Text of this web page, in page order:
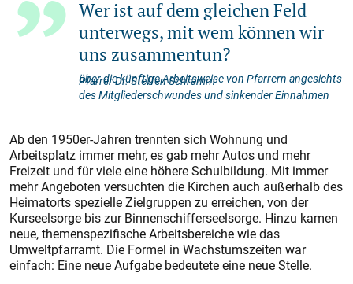
Wer ist auf dem gleichen Feld
unterwegs, mit wem können wir
uns zusammentun?
Pfarrer Dr. Steffen Schramm
über die künftige Arbeitsweise von Pfarrern angesichts
des Mitgliederschwundes und sinkender Einnahmen
Ab den 1950er-Jahren trennten sich Wohnung und
Arbeitsplatz immer mehr, es gab mehr Autos und mehr
Freizeit und für viele eine höhere Schulbildung. Mit immer
mehr Angeboten versuchten die Kirchen auch außerhalb des
Heimatorts spezielle Zielgruppen zu erreichen, von der
Kurseelsorge bis zur Binnenschifferseelsorge. Hinzu kamen
neue, themenspezifische Arbeitsbereiche wie das
Umweltpfarramt. Die Formel in Wachstumszeiten war
einfach: Eine neue Aufgabe bedeutete eine neue Stelle.